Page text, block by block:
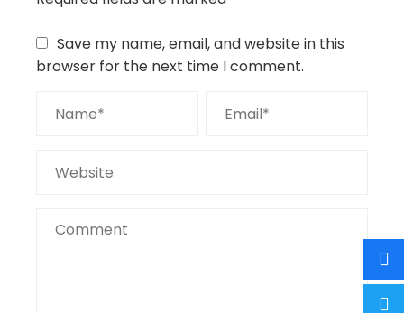
Save my name, email, and website in this
browser for the next time I comment.